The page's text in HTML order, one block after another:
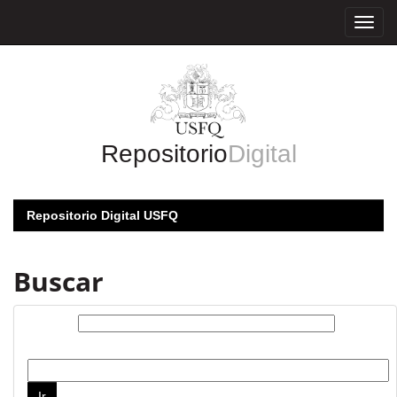
RepositorioDigital
Repositorio Digital USFQ
Buscar